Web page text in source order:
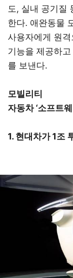
도, 실내 공기질
한다. 애완동물
사용자에게 원
기능을 제공하
를 보낸다.
모빌리티
자동차 ‘소프트
1. 현대차가 1조